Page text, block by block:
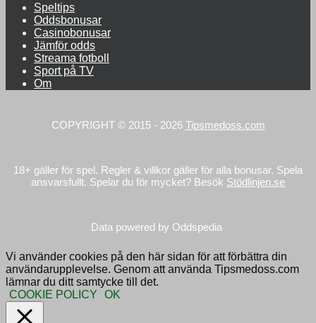
Speltips
Oddsbonusar
Casinobonusar
Jämför odds
Streama fotboll
Sport på TV
Om
COPYRIGHT © 2015 - 2026 Tipsmedoss.com
18+ gäller för spel. Regler & villkor gäller för alla bonusar. Spela
ansvarsfullt. Spelar du för mycket? Besök Stödlinjen.se
Data powered by Oddspedia
Vi använder cookies på den här sidan för att förbättra din
användarupplevelse. Genom att använda Tipsmedoss.com
lämnar du ditt samtycke till det.
COOKIE POLICY
OK